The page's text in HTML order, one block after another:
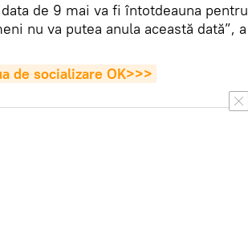
de 9 mai va fi întotdeauna pentru
nu va putea anula această dată”, a
de socializare OK>>>